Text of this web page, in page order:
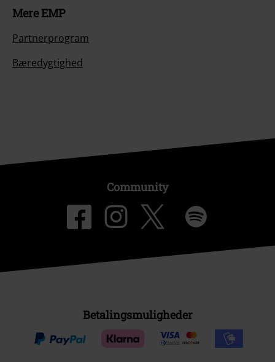
Mere EMP
Partnerprogram
Bæredygtighed
Community
Betalingsmuligheder